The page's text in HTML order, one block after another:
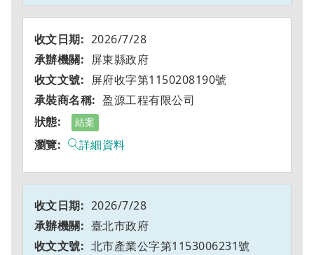
2026/7/28
屏東縣政府
屏府收字第1150208190號
盈源工程有限公司
結案
詳細資料
2026/7/28
臺北市政府
北市產業公字第1153006231號